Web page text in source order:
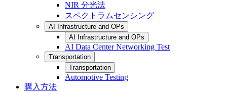
NIR 分光法
スペクトラムセンシング
AI Infrastructure and OPs
AI Infrastructure and OPs
AI Data Center Networking Test
Transportation
Transportation
Automotive Testing
購入方法